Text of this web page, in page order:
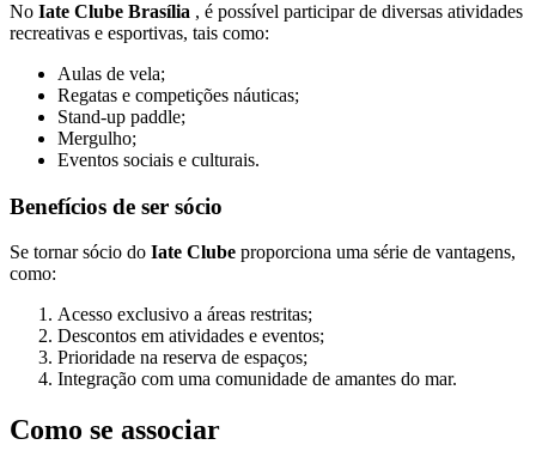
No Iate Clube Brasília , é possível participar de diversas atividades
recreativas e esportivas, tais como:
Aulas de vela;
Regatas e competições náuticas;
Stand-up paddle;
Mergulho;
Eventos sociais e culturais.
Benefícios de ser sócio
Se tornar sócio do Iate Clube proporciona uma série de vantagens,
como:
Acesso exclusivo a áreas restritas;
Descontos em atividades e eventos;
Prioridade na reserva de espaços;
Integração com uma comunidade de amantes do mar.
Como se associar